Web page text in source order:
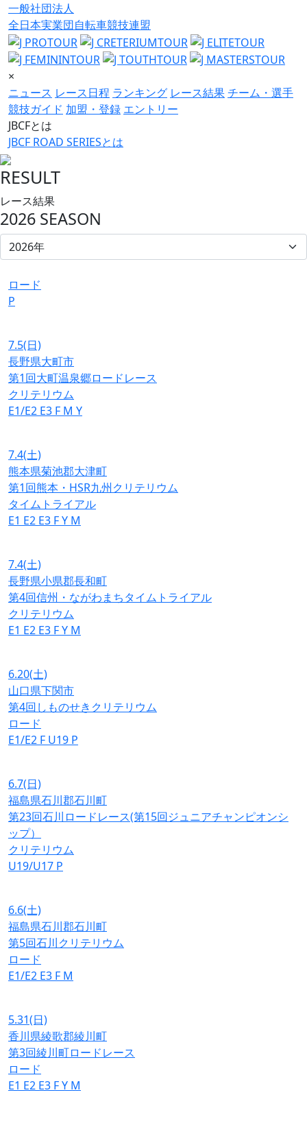
一般社団法人
全日本実業団自転車競技連盟
×
ニュース レース日程 ランキング レース結果チーム・選手
競技ガイド 加盟・登録 エントリー
JBCFとは
JBCF ROAD SERIESとは
RESULT
レース結果
2026 SEASON
ロード
P
7.5(日)
長野県大町市
第1回大町温泉郷ロードレース
クリテリウム
E1/E2 E3 F M Y
7.4(土)
熊本県菊池郡大津町
第1回熊本・HSR九州クリテリウム
タイムトライアル
E1 E2 E3 FY M
7.4(土)
長野県小県郡長和町
第4回信州・ながわまちタイムトライアル
クリテリウム
E1 E2 E3 FY M
6.20(土)
山口県下関市
第4回しものせきクリテリウム
ロード
E1/E2 F U19 P
6.7(日)
福島県石川郡石川町
第23回石川ロードレース(第15回ジュニアチャンピオンシ
ップ）
クリテリウム
U19/U17 P
6.6(土)
福島県石川郡石川町
第5回石川クリテリウム
ロード
E1/E2 E3 F M
5.31(日)
香川県綾歌郡綾川町
第3回綾川町ロードレース
ロード
E1 E2 E3 FY M